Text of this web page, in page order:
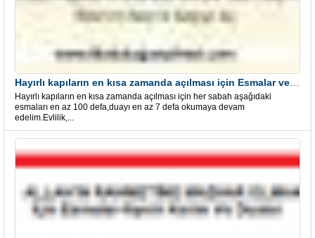
Hayırlı kapıların en kısa zamanda açılması için her sabah aşağıdaki
esmaları en az 100 defa,duayı en az 7 defa okumaya devam
edelim.Evlilik,...